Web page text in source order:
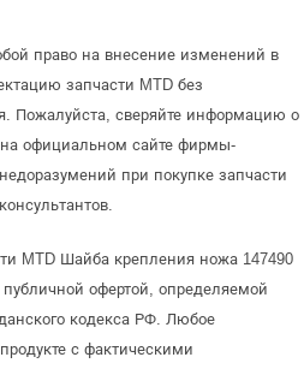
право на внесение изменений в
запчасти MTD без
Пожалуйста, сверяйте информацию о
официальном сайте фирмы-
при покупке запчасти
MTD Шайба крепления ножа 147490
офертой, определяемой
кодекса РФ. Любое
с фактическими